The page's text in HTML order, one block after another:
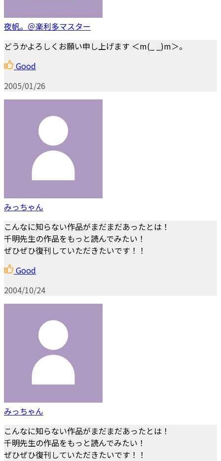
夜帆。＠楽利多マスター
どうかよろしくお願い申し上げます ＜m(_ _)m＞。
Good
2005/01/26
みっちゃん
こんなに知らない作品がまだまだあったとは！
千明先生の作品をもっと読んでみたい！
ぜひぜひ復刊していただきたいです！！
Good
2004/10/24
みっちゃん
こんなに知らない作品がまだまだあったとは！
千明先生の作品をもっと読んでみたい！
ぜひぜひ復刊していただきたいです！！